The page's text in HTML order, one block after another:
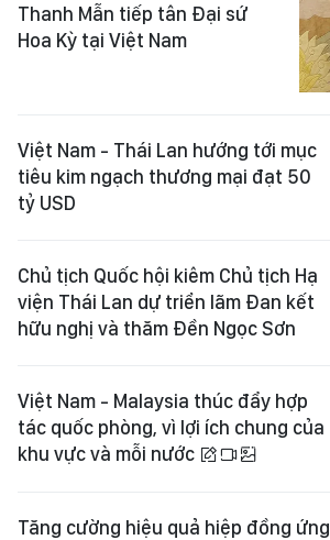
Thanh Mẫn tiếp tân Đại sứ
Hoa Kỳ tại Việt Nam
Việt Nam - Thái Lan hướng tới mục
tiêu kim ngạch thương mại đạt 50
tỷ USD
Chủ tịch Quốc hội kiêm Chủ tịch Hạ
viện Thái Lan dự triển lãm Đan kết
hữu nghị và thăm Đền Ngọc Sơn
Việt Nam - Malaysia thúc đẩy hợp
tác quốc phòng, vì lợi ích chung của
khu vực và mỗi nước
Tăng cường hiệu quả hiệp đồng ứng